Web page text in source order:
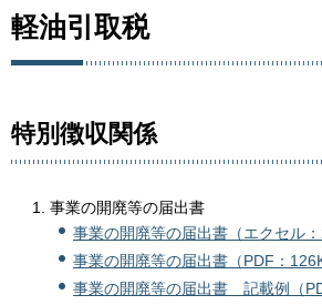
軽油引取税
特別徴収関係
事業の開廃等の届出書
事業の開廃等の届出書（エクセル：
事業の開廃等の届出書（PDF：
事業の開廃等の届出書 記載例（